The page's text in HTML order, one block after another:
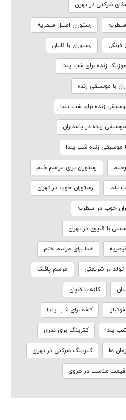
شرکتی در تهران
رستوران اصیل قیطریه
فرنگی رستوران با قلیان
موزیک زنده برای شب یلدا
با موسیقی زنده
زنده برای شب یلدا
موسیقی زنده در پاسداران
موسیقی زنده شب یلدا
رستوران برای مراسم ختم
یلدا رستوران خوب در تهران
خوب در قیطریه
با قلیون در تهران
غذا برای مراسم ختم
تولد در شریعتی مراسم پاگشا
کافه با قلیان
کافه برای شب یلدا
شب یلدا کترینگ برای نذری
ها کترینگ شرکتی در تهران
مناسب در هروی